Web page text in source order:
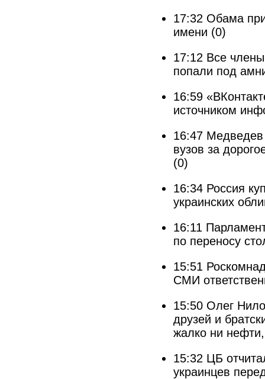
17:32 Обама
имени (0)
17:12 Все
попали под
16:59
источником
16:47 Медведев
вузов за
(0)
16:34 Россия
украинских
16:11
по переносу
15:51
СМИ
15:50 Олег
друзей и
жалко ни
15:32 ЦБ
украинцев